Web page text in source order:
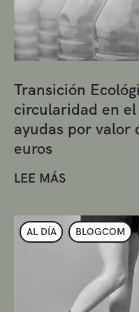
Transición
circularidad en
ayudas por valor
euros
LEE MÁS
AL DÍA BLOGCOM